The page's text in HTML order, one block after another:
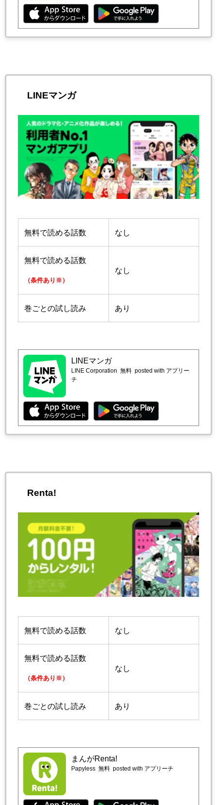
LINEマンガ
無料で読める話数 なし
無料で読める話数
（条件あり※）
なし
巻ごとの試し読み あり
LINEマンガ
LINE Corporation 無料 posted with アプリー
チ
Renta!
無料で読める話数 なし
無料で読める話数
（条件あり※）
なし
巻ごとの試し読み あり
まんがRenta!
Papyless 無料 posted with アプリーチ